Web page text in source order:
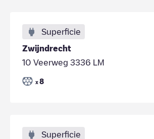
Superficie
Zwijndrecht
10 Veerweg 3336 LM
x 8
Superficie